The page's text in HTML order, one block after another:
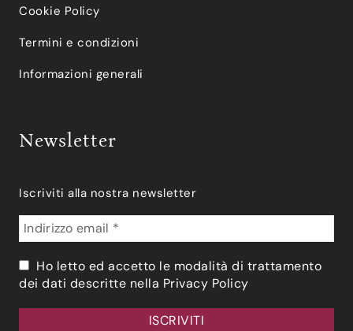
Cookie Policy
Termini e condizioni
Informazioni generali
Newsletter
Iscriviti alla nostra newsletter
Ho letto ed accetto le modalità di trattamento
dei dati descritte nella Privacy Policy